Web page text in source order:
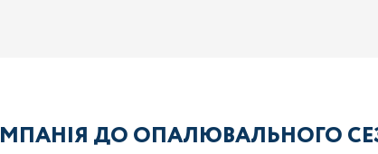
ДО ОПАЛЮВАЛЬНОГО